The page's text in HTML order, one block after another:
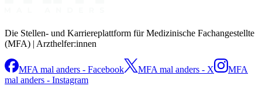
Die Stellen- und Karriereplattform für Medizinische Fachangestellte
(MFA) | Arzthelfer:innen
MFA mal anders - Facebook MFA mal anders - X
MFA
mal anders - Instagram